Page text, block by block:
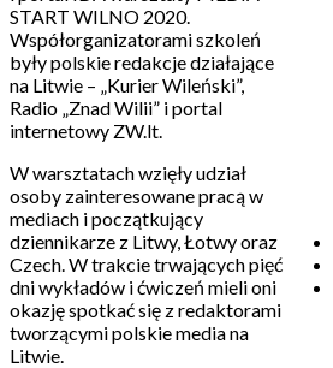
START WILNO 2020.
Współorganizatorami szkoleń
były polskie redakcje działające
na Litwie – „Kurier Wileński”,
Radio „Znad Wilii” i portal
internetowy ZW.lt.
W warsztatach wzięły udział
osoby zainteresowane pracą w
mediach i początkujący
dziennikarze z Litwy, Łotwy oraz
Czech. W trakcie trwających pięć
dni wykładów i ćwiczeń mieli oni
okazję spotkać się z redaktorami
tworzącymi polskie media na
Litwie.